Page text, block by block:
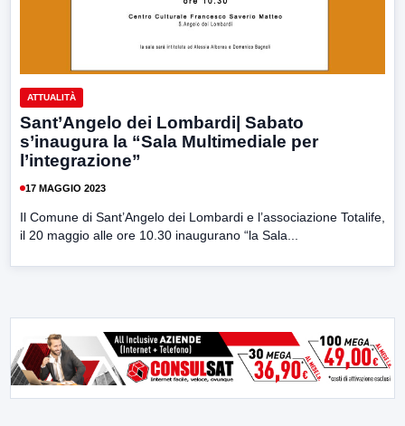
ATTUALITÀ
Sant’Angelo dei Lombardi| Sabato
s’inaugura la “Sala Multimediale per
l’integrazione”
17 MAGGIO 2023
Il Comune di Sant’Angelo dei Lombardi e l’associazione Totalife,
il 20 maggio alle ore 10.30 inaugurano “la Sala...